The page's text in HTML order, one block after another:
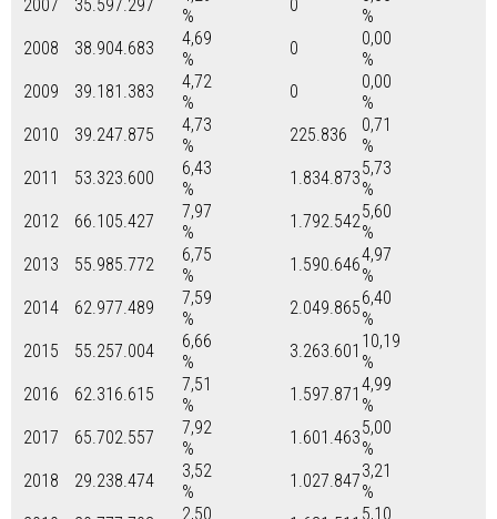
2007
35.597.297
%
0
%
2008
38.904.683
4,69
%
0
0,00
%
2009
39.181.383
4,72
%
0
0,00
%
2010
39.247.875
4,73
%
225.836
0,71
%
2011
53.323.600
6,43
%
1.834.8735,73
%
2012
66.105.427
7,97
%
1.792.5425,60
%
2013
55.985.772
6,75
%
1.590.6464,97
%
2014
62.977.489
7,59
%
2.049.8656,40
%
2015
55.257.004
6,66
%
3.263.601 10,19
%
2016
62.316.615
7,51
%
1.597.871 4,99
%
2017
65.702.557
7,92
%
1.601.4635,00
%
2018
29.238.474
3,52
%
1.027.8473,21
%
2,50
5,10